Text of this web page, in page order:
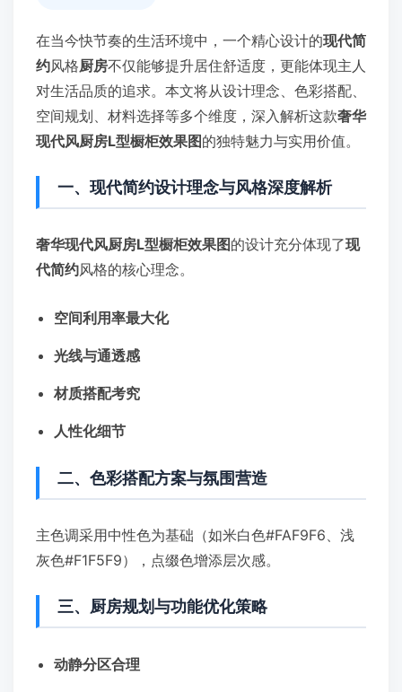
在当今快节奏的生活环境中，一个精心设计的现代简
约风格厨房不仅能够提升居住舒适度，更能体现主人
对生活品质的追求。本文将从设计理念、色彩搭配、
空间规划、材料选择等多个维度，深入解析这款奢华
现代风厨房L型橱柜效果图的独特魅力与实用价值。
一、现代简约设计理念与风格深度解析
奢华现代风厨房L型橱柜效果图的设计充分体现了现
代简约风格的核心理念。
空间利用率最大化
光线与通透感
材质搭配考究
人性化细节
二、色彩搭配方案与氛围营造
主色调采用中性色为基础（如米白色#FAF9F6、浅
灰色#F1F5F9），点缀色增添层次感。
三、厨房规划与功能优化策略
动静分区合理